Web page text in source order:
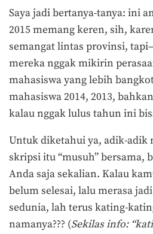
Saya jadi bertanya-tanya: ini
2015 memang keren, sih,
semangat lintas provinsi,
mereka nggak mikirin
mahasiswa yang lebih
mahasiswa 2014, 2013,
kalau nggak lulus tahun ini
Untuk diketahui ya, adik-adik
skripsi itu “musuh” bersama,
Anda saja sekalian. Kalau
belum selesai, lalu merasa
sedunia, lah terus kating-
namanya??? (Sekilas info: